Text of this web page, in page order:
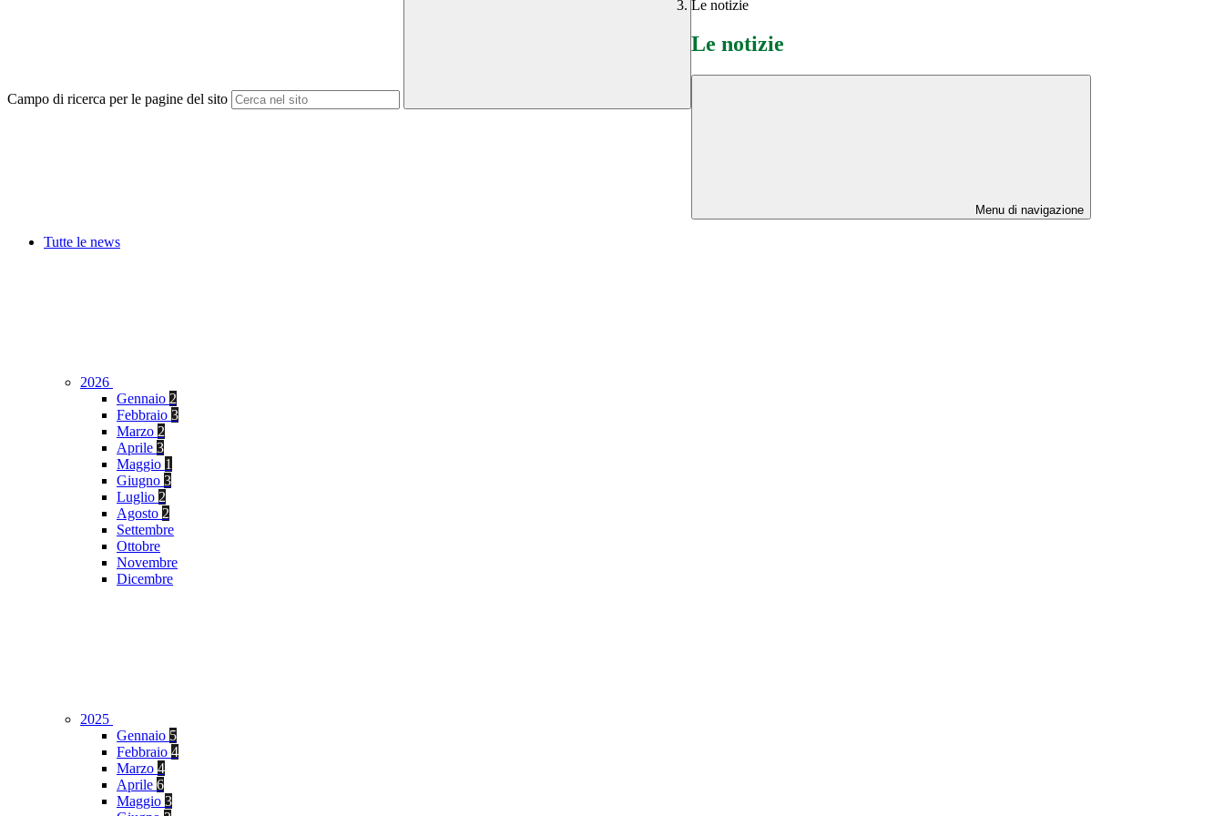
Campo di ricerca per le pagine del sito
Le notizie
Le notizie
Menu di navigazione
Tutte le news
2026
Gennaio 2
Febbraio 3
Marzo 2
Aprile 3
Maggio 1
Giugno 3
Luglio 2
Agosto 2
Settembre
Ottobre
Novembre
Dicembre
2025
Gennaio 5
Febbraio 4
Marzo 4
Aprile 6
Maggio 3